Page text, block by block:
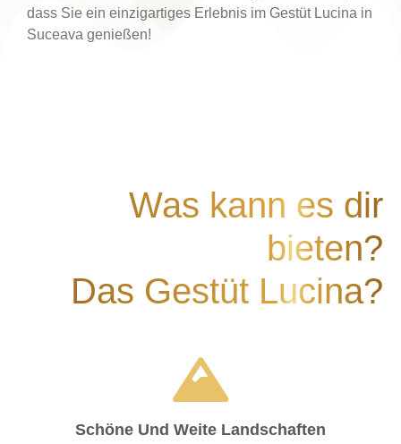
dass Sie ein einzigartiges Erlebnis im Gestüt Lucina in
Suceava genießen!
Was kann es dir
bieten?
Das Gestüt Lucina?
Schöne Und Weite Landschaften